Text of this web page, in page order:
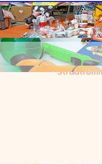
Toevoegen aan je agenda